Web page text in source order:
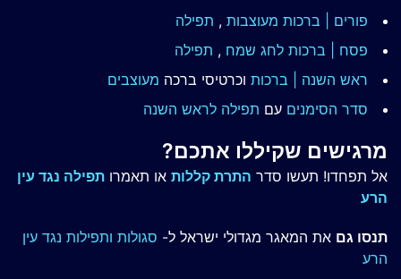
פורים | ברכות מעוצבות , תפילה
פסח | ברכות לחג שמח , תפילה
ראש השנה | ברכות וכרטיסי ברכה מעוצבים
סדר הסימנים עם תפילה לראש השנה
מרגישים שקיללו אתכם?
אל תפחדו! תעשו סדר התרת קללות או תאמרו תפילה נגד עין
הרע
תנסו גם את המאגר מגדולי ישראל ל- סגולות ותפילות נגד עין
הרע